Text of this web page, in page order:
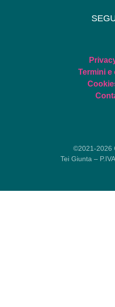
Termini
©2021-2026
Tei Giunta –